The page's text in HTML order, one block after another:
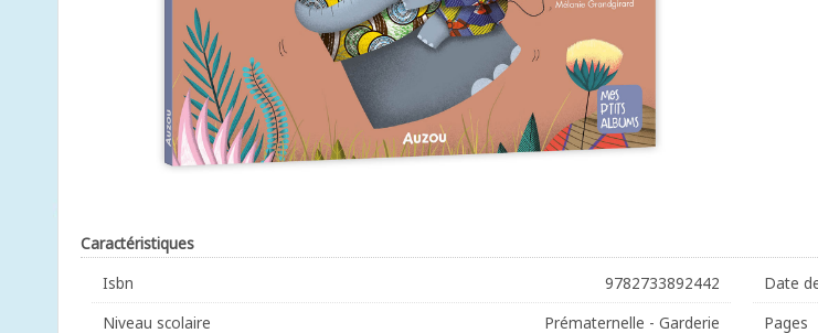
Caractéristiques
Isbn
9782733892442
Niveau scolaire
Prématernelle - Garderie
Date
Pages